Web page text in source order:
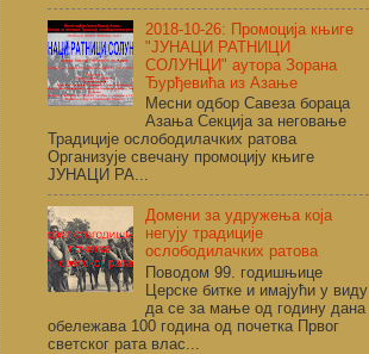
2018-10-26: Промоција књиге
"ЈУНАЦИ РАТНИЦИ
СОЛУНЦИ" аутора Зорана
Ђурђевића из Азање
Месни одбор Савеза бораца
Азања Секција за неговање
Традиције ослободилачких ратова
Организује свечану промоцију књиге
ЈУНАЦИ РА...
Домени за удружења која
негују традиције
ослободилачких ратова
Поводом 99. годишњице
Церске битке и имајући у виду
да се за мање од годину дана
обележава 100 година од почетка Првог
светског рата влас...